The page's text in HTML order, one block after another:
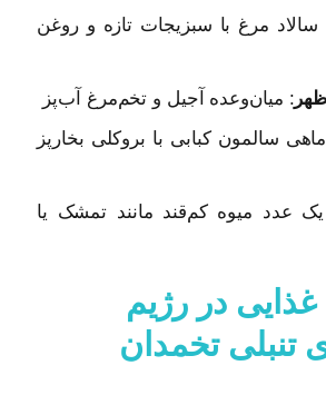
سالاد مرغ با سبزیجات تازه و روغن
: میان‌وعده آجیل و تخم‌مرغ آب‌پز
سالمون کبابی با بروکلی بخارپز
عدد میوه کم‌قند مانند تمشک یا
غذایی در رژیم
تنبلی تخمدان